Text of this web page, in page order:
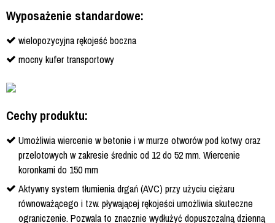
Wyposażenie standardowe:
wielopozycyjna rękojeść boczna
mocny kufer transportowy
Cechy produktu:
Umożliwia wiercenie w betonie i w murze otworów pod kotwy oraz
przelotowych w zakresie średnic od 12 do 52 mm. Wiercenie
koronkami do 150 mm
Aktywny system tłumienia drgań (AVC) przy użyciu ciężaru
równoważącego i tzw. pływającej rękojeści umożliwia skuteczne
ograniczenie. Pozwala to znacznie wydłużyć dopuszczalną dzienną